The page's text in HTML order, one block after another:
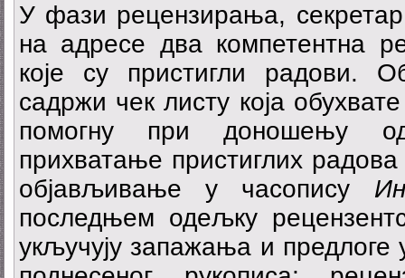
У фази рецензирања,
на адресе два компетентна
које су пристигли радови.
садржи чек листу која
помогну при доношењу
прихватање пристиглих
објављивање у часопису
последњем одељку
укључују запажања и